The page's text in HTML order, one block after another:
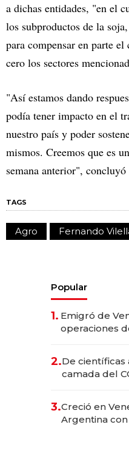
a dichas entidades, "en el
los subproductos de la
para compensar en parte
cero los sectores
"Así estamos dando
podía tener impacto en el
nuestro país y poder
mismos. Creemos que es
semana anterior",
TAGS
Agro Fernando
Popular
1. Emigró de
operaciones
2.De científicas
camada del
3.Creció en
Argentina